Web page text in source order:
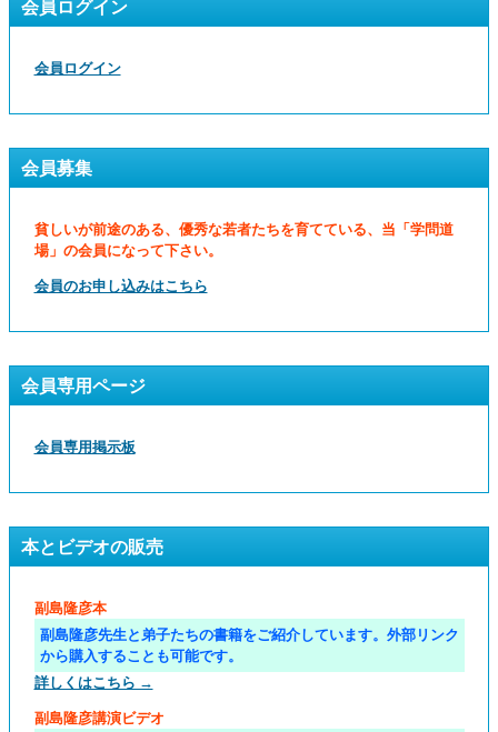
会員ログイン
会員ログイン
会員募集
貧しいが前途のある、優秀な若者たちを育てている、当「学問道
場」の会員になって下さい。
会員のお申し込みはこちら
会員専用ページ
会員専用掲示板
本とビデオの販売
副島隆彦本
副島隆彦先生と弟子たちの書籍をご紹介しています。外部リンク
から購入することも可能です。
詳しくはこちら →
副島隆彦講演ビデオ